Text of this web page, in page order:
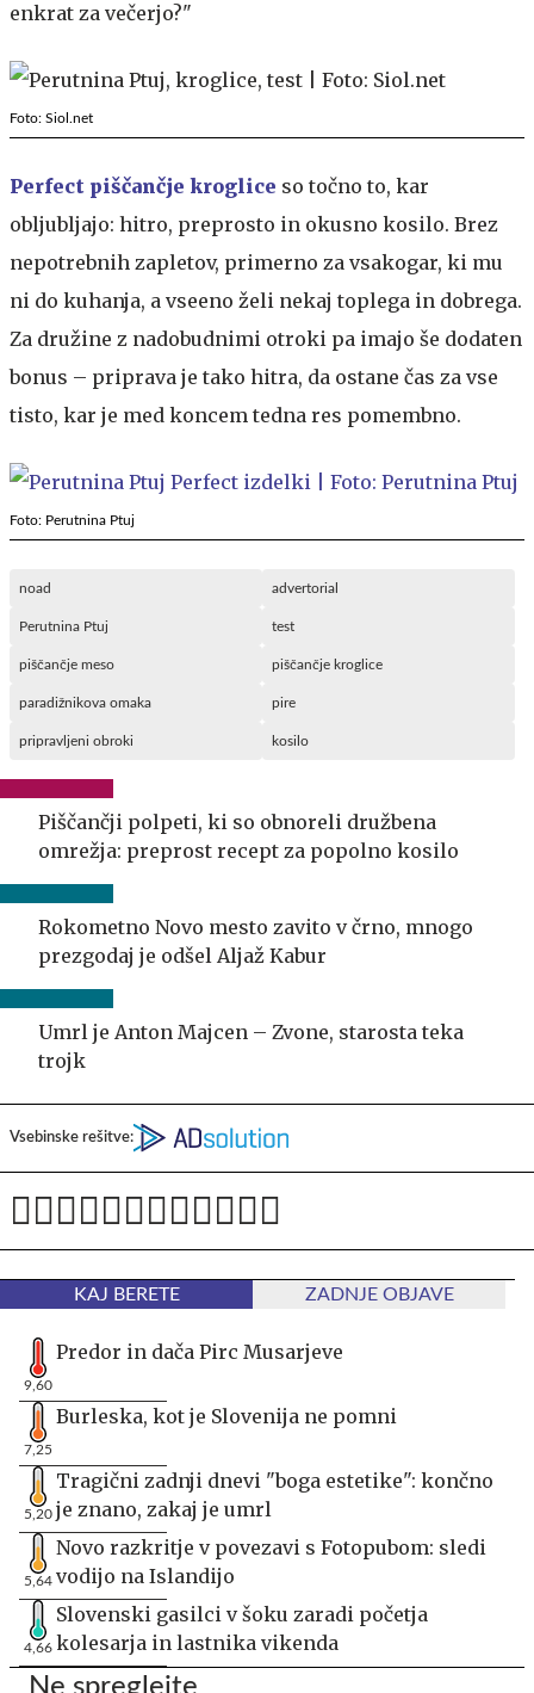
enkrat za večerjo?"
Foto: Siol.net
Perfect piščančje kroglice so točno to, kar
obljubljajo: hitro, preprosto in okusno kosilo. Brez
nepotrebnih zapletov, primerno za vsakogar, ki mu
ni do kuhanja, a vseeno želi nekaj toplega in dobrega.
Za družine z nadobudnimi otroki pa imajo še dodaten
bonus – priprava je tako hitra, da ostane čas za vse
tisto, kar je med koncem tedna res pomembno.
Foto: Perutnina Ptuj
noad advertorial
Perutnina Ptuj test
piščančje meso piščančje kroglice
paradižnikova omaka pire
pripravljeni obroki kosilo
Piščančji polpeti, ki so obnoreli družbena
omrežja: preprost recept za popolno kosilo
Rokometno Novo mesto zavito v črno, mnogo
prezgodaj je odšel Aljaž Kabur
Umrl je Anton Majcen – Zvone, starosta teka
trojk
Vsebinske rešitve:
KAJ BERETE ZADNJE OBJAVE
9,60
Predor in dača Pirc Musarjeve
7,25
Burleska, kot je Slovenija ne pomni
5,20
Tragični zadnji dnevi "boga estetike": končno
je znano, zakaj je umrl
5,64
Novo razkritje v povezavi s Fotopubom: sledi
vodijo na Islandijo
4,66
Slovenski gasilci v šoku zaradi početja
kolesarja in lastnika vikenda